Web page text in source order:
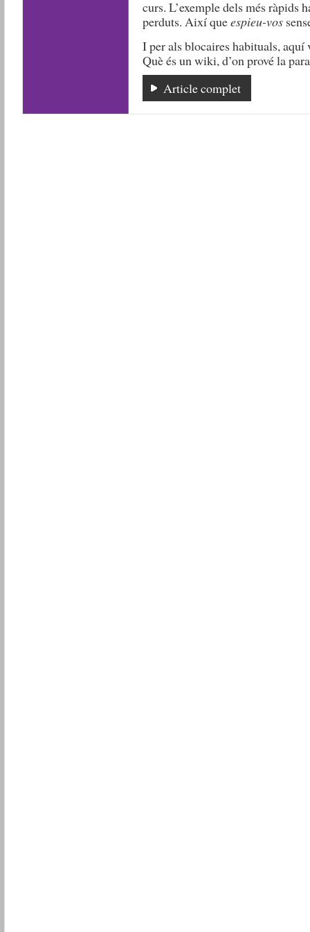
curs. L’exemple dels més ràpids
perduts. Així queespieu-vos
I per als blocaires habituals, aquí
Què és un wiki, d’on prové la
Article complet